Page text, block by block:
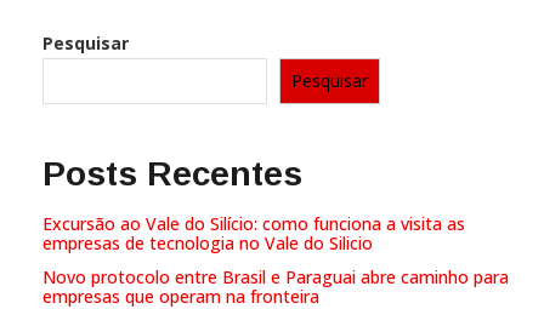
Pesquisar
Pesquisar
Posts Recentes
Excursão ao Vale do Silício: como funciona a visita as
empresas de tecnologia no Vale do Silicio
Novo protocolo entre Brasil e Paraguai abre caminho para
empresas que operam na fronteira